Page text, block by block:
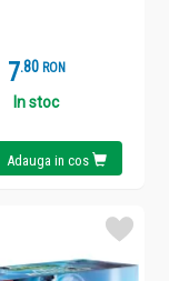
7.8 RON
In stoc
Adauga in cos